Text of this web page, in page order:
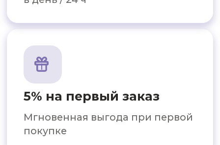
Гарантия 60 месяцев
Прямые поставки: цены до 10%
ниже среднерыночных